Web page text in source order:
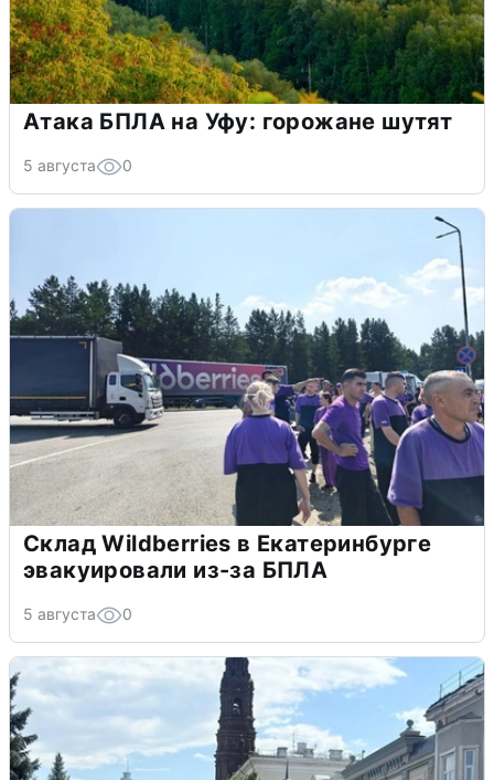
Атака БПЛА на Уфу: горожане шутят
5 августа 0
Склад Wildberries в Екатеринбурге
эвакуировали из-за БПЛА
5 августа 0